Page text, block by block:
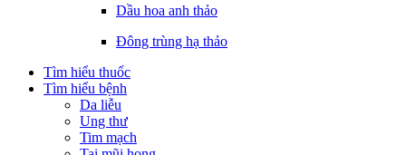
Dầu hoa anh thảo
Đông trùng hạ thảo
Tìm hiểu thuốc
Tìm hiểu bệnh
Da liễu
Ung thư
Tim mạch